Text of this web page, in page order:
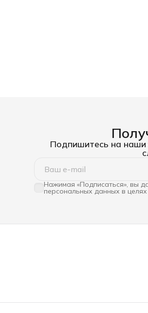
Подпишитесь на наши
Нажимая «Подписаться», вы
персональных данных в